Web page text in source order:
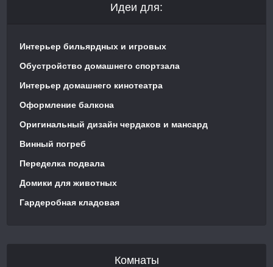
Идеи для:
Интерьер бильярдных и игровых
Обустройство домашнего спортзала
Интерьер домашнего кинотеатра
Оформление балкона
Оригинальный дизайн чердаков и мансард
Винный погреб
Переделка подвала
Домики для животных
Гардеробная кладовая
Комнаты